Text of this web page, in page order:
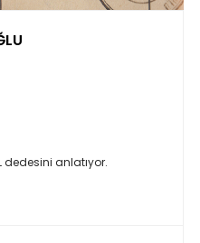
dedesini anlatıyor.